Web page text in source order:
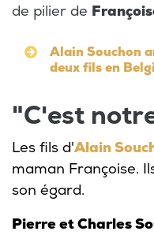
de pilier de
Alain Souchon
deux fils en
"C'est
Les fils d'Alain
maman Françoise.
son égard.
Pierre et Charles